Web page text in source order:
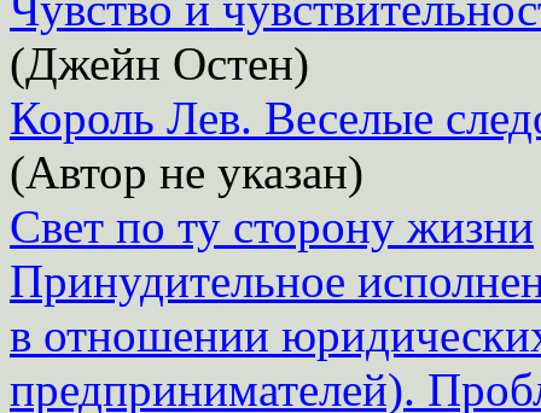
(Джейн Остен)
Король Лев. Веселые
(Автор не указан)
Свет по ту сторону жизни
Принудительное
в отношении
предпринимателей).